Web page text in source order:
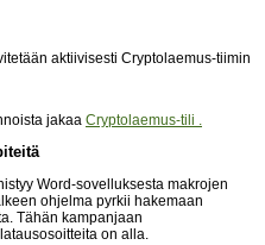
aktiivisesti Cryptolaemus-tiimin
jakaa Cryptolaemus-tili .
Word-sovelluksesta makrojen
ohjelma pyrkii hakemaan
Tähän kampanjaan
on alla.